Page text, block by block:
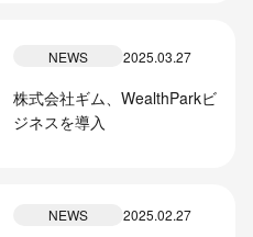
NEWS 2025.03.27
株式会社ギム、WealthParkビ
ジネスを導入
NEWS 2025.02.27